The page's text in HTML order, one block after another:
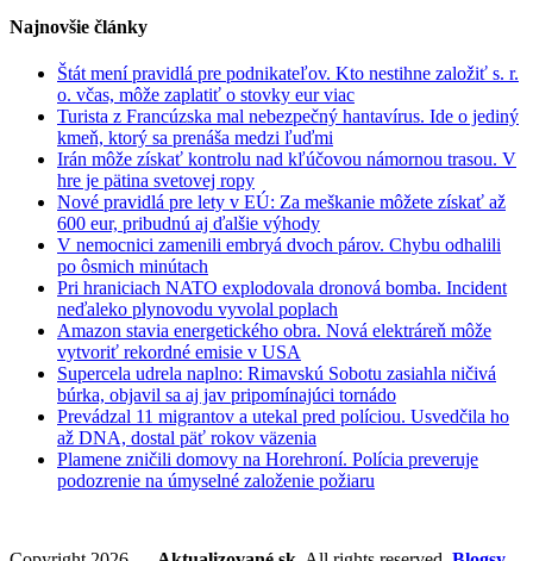
komisiu
Najnovšie články
Štát mení pravidlá pre podnikateľov. Kto nestihne založiť s. r.
o. včas, môže zaplatiť o stovky eur viac
Turista z Francúzska mal nebezpečný hantavírus. Ide o jediný
kmeň, ktorý sa prenáša medzi ľuďmi
Irán môže získať kontrolu nad kľúčovou námornou trasou. V
hre je pätina svetovej ropy
Nové pravidlá pre lety v EÚ: Za meškanie môžete získať až
600 eur, pribudnú aj ďalšie výhody
V nemocnici zamenili embryá dvoch párov. Chybu odhalili
po ôsmich minútach
Pri hraniciach NATO explodovala dronová bomba. Incident
neďaleko plynovodu vyvolal poplach
Amazon stavia energetického obra. Nová elektráreň môže
vytvoriť rekordné emisie v USA
Supercela udrela naplno: Rimavskú Sobotu zasiahla ničivá
búrka, objavil sa aj jav pripomínajúci tornádo
Prevádzal 11 migrantov a utekal pred políciou. Usvedčila ho
až DNA, dostal päť rokov väzenia
Plamene zničili domovy na Horehroní. Polícia preveruje
podozrenie na úmyselné založenie požiaru